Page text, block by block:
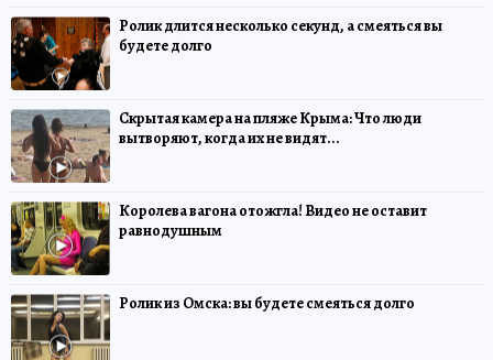
Ролик длится несколько секунд, а смеяться вы
будете долго
Скрытая камера на пляже Крыма: Что люди
вытворяют, когда их не видят...
Королева вагона отожгла! Видео не оставит
равнодушным
Ролик из Омска: вы будете смеяться долго